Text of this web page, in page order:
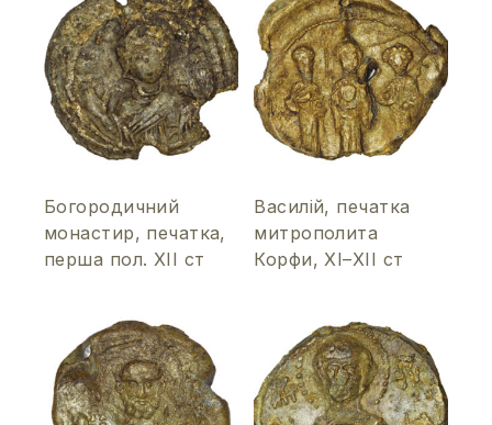
Богородичний
монастир, печатка,
перша пол. ХІІ ст
Василій, печатка
митрополита
Корфи, ХІ–ХІІ ст